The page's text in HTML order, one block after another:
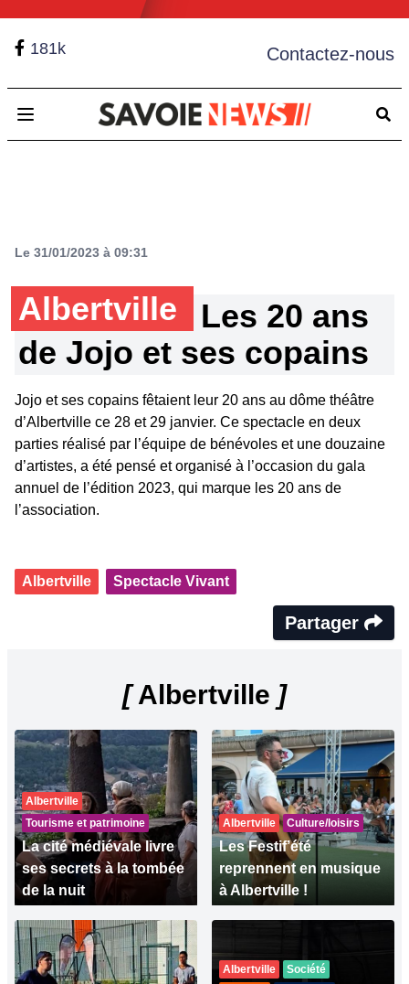
181k Contactez-nous
Open main menu
Le 31/01/2023 à 09:31
Albertville
Les 20 ans
de Jojo et ses copains
Jojo et ses copains fêtaient leur 20 ans au dôme théâtre
d’Albertville ce 28 et 29 janvier. Ce spectacle en deux
parties réalisé par l’équipe de bénévoles et une douzaine
d’artistes, a été pensé et organisé à l’occasion du gala
annuel de l’édition 2023, qui marque les 20 ans de
l’association.
Albertville Spectacle Vivant
Partager
[Albertville ]
Albertville
Tourisme et patrimoine
La cité médiévale livre
ses secrets à la tombée
de la nuit
Albertville Culture/loisirs
Les Festif’été
reprennent en musique
à Albertville !
Albertville
Société